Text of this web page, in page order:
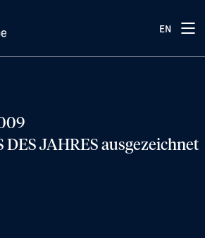
EN
DES JAHRES ausgezeichnet